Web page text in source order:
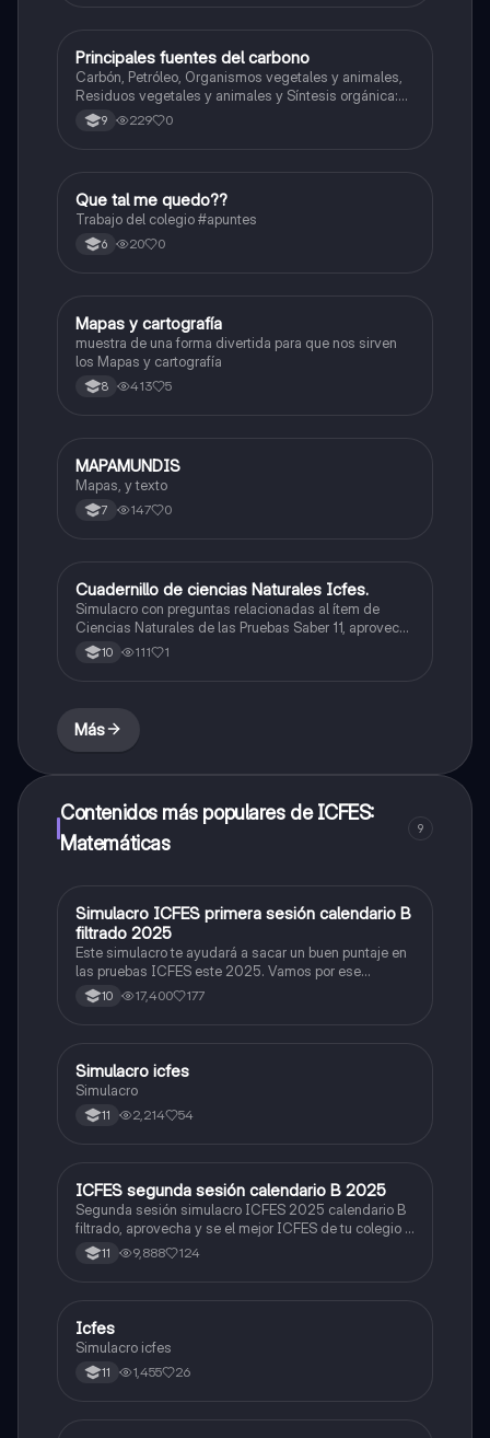
Química
Principales fuentes del carbono
Carbón, Petróleo, Organismos vegetales y animales,
Residuos vegetales y animales y Síntesis orgánica:
estos compuestos se obtienen de...
9 229 0
Geografía
Que tal me quedo??
Trabajo del colegio #apuntes
6 20 0
Geografía
Mapas y cartografía
muestra de una forma divertida para que nos sirven
los Mapas y cartografía
8 413 5
Geografía
MAPAMUNDIS
Mapas, y texto
7 147 0
ICFES: Ciencias Naturales
Cuadernillo de ciencias Naturales Icfes.
Simulacro con preguntas relacionadas al ítem de
Ciencias Naturales de las Pruebas Saber 11, aprovecha
este material para reforzar tus conocimientos y
prepararte para la prueba. 💪
10 111 1
Más
Contenidos más populares de ICFES:
Matemáticas
9
ICFES: Matemáticas
Simulacro ICFES primera sesión calendario B
filtrado 2025
Este simulacro te ayudará a sacar un buen puntaje en
las pruebas ICFES este 2025. Vamos por ese
500/500. Y poder ser admitido en la universidad que
quieras, estudiar la carrera que quieres y no la que te
10 17,400 177
ICFES: Lectura Crítica
Simulacro icfes
Simulacro
11 2,214 54
ICFES: Lectura Crítica
ICFES segunda sesión calendario B 2025
Segunda sesión simulacro ICFES 2025 calendario B
filtrado, aprovecha y se el mejor ICFES de tu colegio y
poder ingresar a universidad, y estudiar aquella
carrera con la que tanto sueñas.
11 9,888 124
ICFES: Sociales y Ciudadanas
Icfes
Simulacro icfes
11 1,455 26